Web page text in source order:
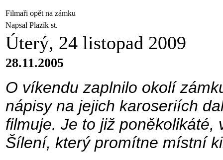
Filmaři opět na zámku
Napsal Plazík st.
Úterý, 24 listopad 2009
28.11.2005
O víkendu zaplnilo okolí
nápisy na jejich karoseriích
filmuje. Je to již poněkolikáté,
Šílení, který promítne místní